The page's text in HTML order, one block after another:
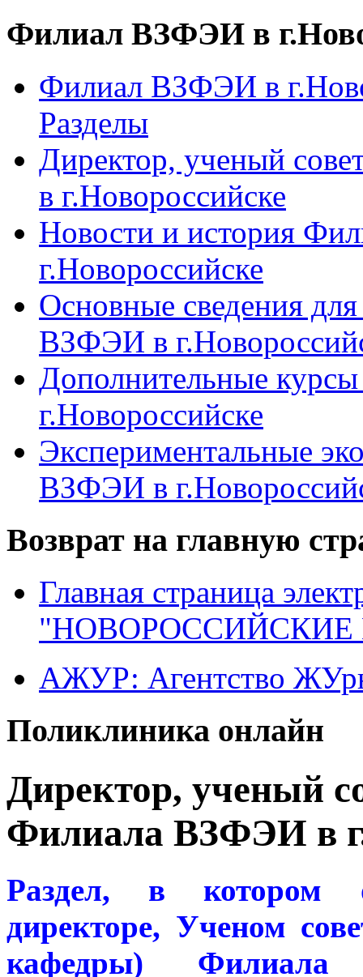
Филиал ВЗФЭИ в
Филиал ВЗФЭИ в
Разделы
Директор, ученый
в г.Новороссийске
Новости и история
г.Новороссийске
Основные сведения
ВЗФЭИ в
Дополнительные
г.Новороссийске
Экспериментальные
ВЗФЭИ в
Возврат на главную
Главная страница
"НОВОРОССИЙСКИЕ
АЖУР: Агентство
Поликлиника онлайн
Директор, ученый
Филиала ВЗФЭИ в
Раздел, в котором
директоре, Ученом
кафедры) Филиала